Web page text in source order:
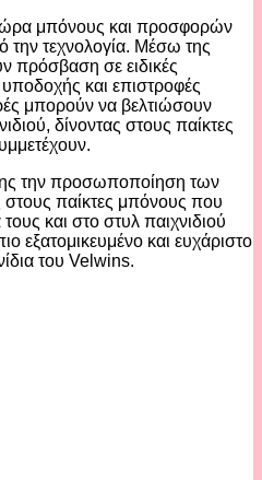
μπόνους και προσφορών
την τεχνολογία. Μέσω της
πρόσβαση σε ειδικές
και επιστροφές
μπορούν να βελτιώσουν
δίνοντας στους παίκτες
την προσωποποίηση των
παίκτες μπόνους που
και στο στυλ παιχνιδιού
εξατομικευμένο και ευχάριστο
του Velwins.